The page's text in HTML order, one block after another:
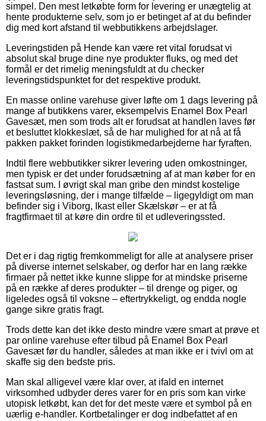
simpel. Den mest letkøbte form for levering er unægtelig at
hente produkterne selv, som jo er betinget af at du befinder
dig med kort afstand til webbutikkens arbejdslager.
Leveringstiden på Hende kan være ret vital forudsat vi
absolut skal bruge dine nye produkter fluks, og med det
formål er det rimelig meningsfuldt at du checker
leveringstidspunktet for det respektive produkt.
En masse online varehuse giver løfte om 1 dags levering på
mange af butikkens varer, eksempelvis Enamel Box Pearl
Gavesæt, men som trods alt er forudsat at handlen laves før
et besluttet klokkeslæt, så de har mulighed for at nå at få
pakken pakket forinden logistikmedarbejderne har fyraften.
Indtil flere webbutikker sikrer levering uden omkostninger,
men typisk er det under forudsætning af at man køber for en
fastsat sum. I øvrigt skal man gribe den mindst kostelige
leveringsløsning, der i mange tilfælde – ligegyldigt om man
befinder sig i Viborg, Ikast eller Skælskør – er at få
fragtfirmaet til at køre din ordre til et udleveringssted.
Det er i dag rigtig fremkommeligt for alle at analysere priser
på diverse internet selskaber, og derfor har en lang række
firmaer på nettet ikke kunne slippe for at mindske priserne
på en række af deres produkter – til drenge og piger, og
ligeledes også til voksne – eftertrykkeligt, og endda nogle
gange sikre gratis fragt.
Trods dette kan det ikke desto mindre være smart at prøve et
par online varehuse efter tilbud på Enamel Box Pearl
Gavesæt før du handler, således at man ikke er i tvivl om at
skaffe sig den bedste pris.
Man skal alligevel være klar over, at ifald en internet
virksomhed udbyder deres varer for en pris som kan virke
utopisk letkøbt, kan det for det meste være et symbol på en
uærlig e-handler. Kortbetalinger er dog indbefattet af en